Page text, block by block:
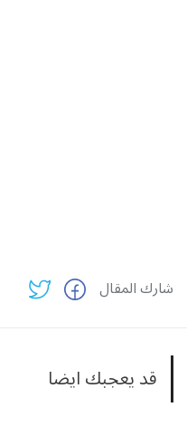
شارك المقال
قد يعجبك ايضا